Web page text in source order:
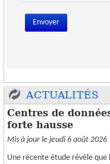
OUTILS PRATIQUES
ESPACE CLIENT
Envoyer
ACTUALITÉS
Centres de
forte hausse
Mis à jour le jeudi 6 août 2026
Une récente étude révèle que